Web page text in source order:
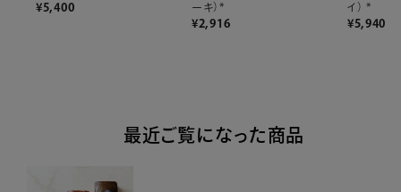
¥5,400
ーキ）*
¥2,916
イ） *
¥5,940
最近ご覧になった商品